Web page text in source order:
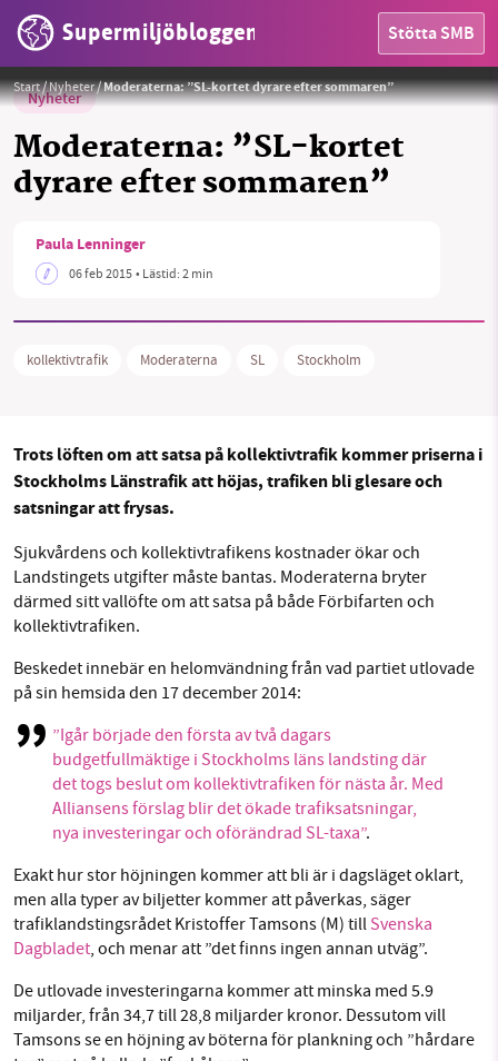
Supermiljöbloggen Stötta SMB
OM OSS
Sök Sparade inlägg Tipsa oss
Facebook
Threads LinkedIn
Start/Nyheter/Moderaterna: ”SL-kortet dyrare efter sommaren”
Nyheter
Moderaterna: ”SL-kortet
dyrare efter sommaren”
Foto:Dmitry G
Paula Lenninger
06 feb 2015• Lästid:2 min
kollektivtrafik Moderaterna SL Stockholm
Trots löften om att satsa på kollektivtrafik kommer priserna i
Stockholms Länstrafik att höjas, trafiken bli glesare och
satsningar att frysas.
Sjukvårdens och kollektivtrafikens kostnader ökar och
Landstingets utgifter måste bantas. Moderaterna bryter
därmed sitt vallöfte om att satsa på både Förbifarten och
kollektivtrafiken.
Beskedet innebär en helomvändning från vad partiet utlovade
på sin hemsida den 17 december 2014:
”Igår började den första av två dagars
budgetfullmäktige i Stockholms läns landsting där
det togs beslut om kollektivtrafiken för nästa år. Med
Alliansens förslag blir det ökade trafiksatsningar,
nya investeringar och oförändrad SL-taxa”.
Exakt hur stor höjningen kommer att bli är i dagsläget oklart,
men alla typer av biljetter kommer att påverkas, säger
trafiklandstingsrådet Kristoffer Tamsons (M) till Svenska
Dagbladet, och menar att ”det finns ingen annan utväg”.
De utlovade investeringarna kommer att minska med 5.9
miljarder, från 34,7 till 28,8 miljarder kronor. Dessutom vill
Tamsons se en höjning av böterna för plankning och ”hårdare
SMB kämpar för en hållbar framtid. Sedan
starten 2010 har vår ideella redaktion drivit
nyhetsbevakning och granskningar. Nu vill vi
utveckla vårt arbete – och vi hoppas att du
vill hjälpa oss.
Stötta vårt arbete genom att swisha en slant till
1231368703
Läs vad vi vill göra